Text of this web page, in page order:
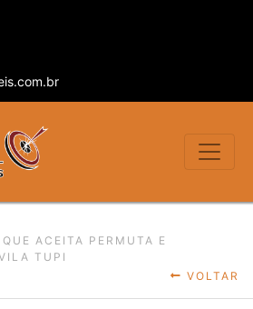
ACEITA PERMUTA E
TUPI
VOLTAR